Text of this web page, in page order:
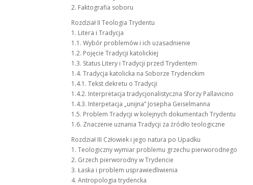
2. Faktografia soboru
Rozdział II Teologia Trydentu
1. Litera i Tradycja
1.1. Wybór problemów i ich uzasadnienie
1.2. Pojęcie Tradycji katolickiej
1.3. Status Litery i Tradycji przed Trydentem
1.4. Tradycja katolicka na Soborze Trydenckim
1.4.1. Tekst dekretu o Tradycji
1.4.2. Interpretacja tradycjonalistyczna Sforzy Pallavicino
1.4.3. Interpetacja „unijna” Josepha Geiselmanna
1.5. Problem Tradycji w kolejnych dokumentach Trydentu
1.6. Znaczenie uznania Tradycji za źródło teologiczne
Rozdział III Człowiek i jego natura po Upadku
1. Teologiczny wymiar problemu grzechu pierworodnego
2. Grzech pierworodny w Trydencie
3. Łaska i problem usprawiedliwienia
4. Antropologia trydencka